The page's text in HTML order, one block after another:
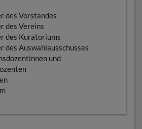
des Vorstandes
des Vereins
des Kuratoriums
des Auswahlausschusses
und